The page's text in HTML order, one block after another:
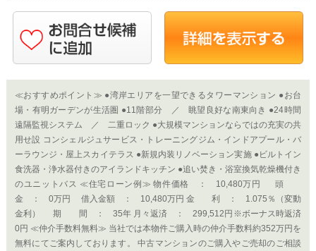
≪おすすめポイント≫ ●湾岸エリアを一望できるタワーマンション ●お台
場・有明ガーデンが生活圏 ●11階部分 ／ 眺望良好な南東向き ●24時間
遠隔監視システム ／ 二重ロック ●大規模マンションならではの充実の共
用せ設 コンシェルジュサービス・トレーニングジム・インドアプール・バ
ーラウンジ・屋上スカイテラス ●新規内装リノベーション実施 ●ビルトイン
食洗器・浄水器付きのアイランドキッチン ●追い焚き・浴室換気乾燥機付き
のユニットバス ≪住宅ローン例≫ 物件価格 ： 10,480万円 頭
金 ： 0万円 借入金額 ： 10,480万円 金 利 ： 1.075％（変動
金利） 期 間 ： 35年 月々返済 ： 299,512円※ボーナス時返済
0円 ≪仲介手数料無料≫ 当社では本物件ご購入時の仲介手数料約352万円を
無料にてご案内しております。 中古マンションのご購入やご売却のご相談